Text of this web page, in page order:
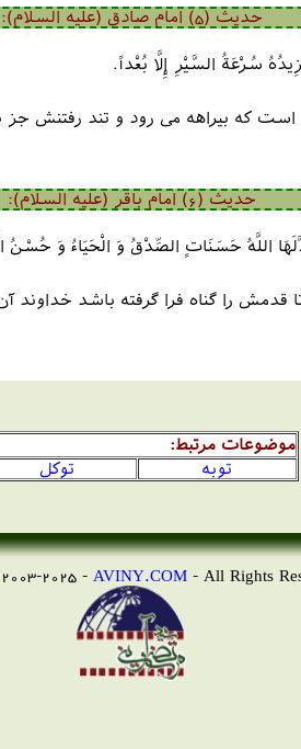
حدیث (5) امام صادق (علیه السلام):
سُرْعَةُ السَّيْرِ إِلَّا بُعْداً.
که بیراهه می رود و تند رفتنش جز
حدیث (6) امام باقر (علیه السلام):
اللَّهُ حَسَنَاتٍ الصِّدْقُ وَ الْحَيَاءُ وَ حُسْنُ
را گناه فرا گرفته باشد خداوند آن
موضوعات مرتبط:
توبه
توکل
AVINY.COM - All Rights